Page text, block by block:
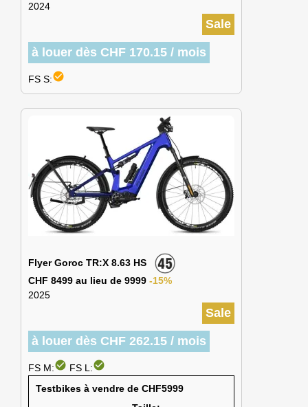
2024
Sale
à louer dès CHF 170.15 / mois
FS S:check_circle
Flyer Goroc TR:X 8.63 HS
CHF 8499 au lieu de 9999 -15%
2025
Sale
à louer dès CHF 262.15 / mois
FS M:check_circle FS L:check_circle
Testbikes à vendre de CHF5999